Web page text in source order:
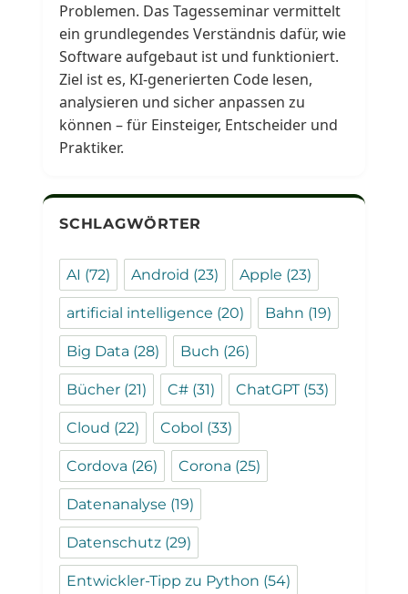
Problemen. Das Tagesseminar vermittelt
ein grundlegendes Verständnis dafür, wie
Software aufgebaut ist und funktioniert.
Ziel ist es, KI-generierten Code lesen,
analysieren und sicher anpassen zu
können – für Einsteiger, Entscheider und
Praktiker.
SCHLAGWÖRTER
AI (72) Android (23) Apple (23)
artificial intelligence (20) Bahn (19)
Big Data (28) Buch (26)
Bücher (21) C# (31) ChatGPT(53)
Cloud (22) Cobol (33)
Cordova (26) Corona (25)
Datenanalyse (19)
Datenschutz (29)
Entwickler-Tipp zu Python (54)